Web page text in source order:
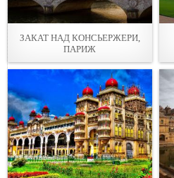
ЗАКАТ НАД КОНСЬЕРЖЕРИ,
ПАРИЖ